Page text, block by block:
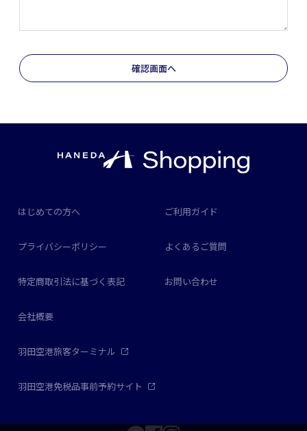
はじめての方へ ご利用ガイド
プライバシーポリシー よくあるご質問
特定商取引法に基づく表記 お問い合わせ
会社概要
羽田空港旅客ターミナル
羽田空港免税品事前予約サイト